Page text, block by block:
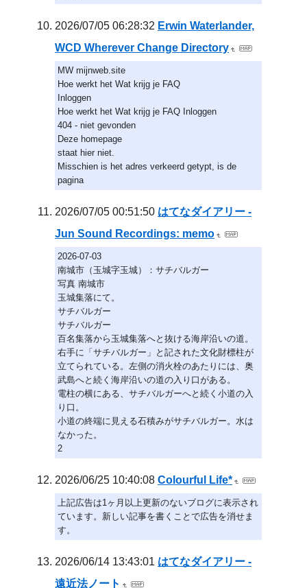
2026/07/05 06:28:32 Erwin Waterlander,
WCD Wherever Change Directory
MW mijnweb.site
Hoe werkt het Wat krijg je FAQ
Inloggen
Hoe werkt het Wat krijg je FAQ Inloggen
404 - niet gevonden
Deze homepage
staat hier niet.
Misschien is het adres verkeerd getypt, is de
pagina
2026/07/05 00:51:50 はてなダイアリー -
Jun Sound Recordings: memo
2026-07-03
南城市（玉城字玉城）：サチバルガー
写真 南城市
玉城集落にて。
サチバルガー
サチバルガー
百名集落から玉城集落へと抜ける海岸沿いの道。
右手に「サチバルガー」と記された文化財標柱が
立てられている。左側の消火栓のあたりには、奥
武島へと続く海岸沿いの道の入り口がある。
電柱の横にある、サチバルガーへと続く小道の入
り口。
小道の終端に見える石積みがサチバルガー。水は
なかった。
2
2026/06/25 10:40:08 Colourful Life*
上記広告は1ヶ月以上更新のないブログに表示され
ています。新しい記事を書くことで広告を消せま
す。
2026/06/14 13:43:01 はてなダイアリー -
遠近法ノート